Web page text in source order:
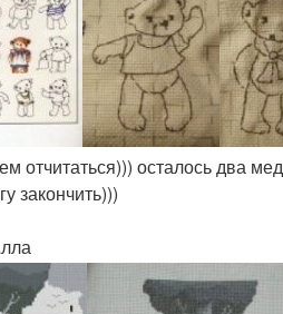
отчитаться))) осталось два
закончить)))